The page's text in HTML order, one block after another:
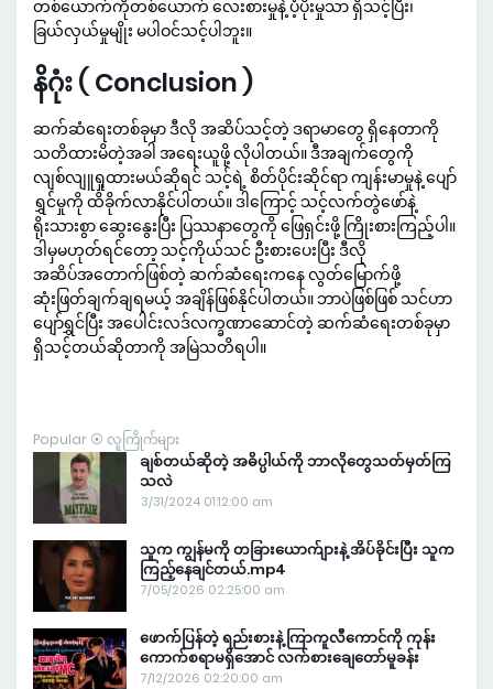
တစ်ယောက်ကိုတစ်ယောက် လေးစားမှုနဲ့ ပံ့ပိုးမှုသာ ရှိသင့်ပြီး၊
ခြယ်လှယ်မှုမျိုး မပါဝင်သင့်ပါဘူး။
နိဂုံး ( Conclusion )
ဆက်ဆံရေးတစ်ခုမှာ ဒီလို အဆိပ်သင့်တဲ့ ဒရာမာတွေ ရှိနေတာကို
သတိထားမိတဲ့အခါ အရေးယူဖို့ လိုပါတယ်။ ဒီအချက်တွေကို
လျစ်လျူရှုထားမယ်ဆိုရင် သင့်ရဲ့ စိတ်ပိုင်းဆိုင်ရာ ကျန်းမာမှုနဲ့ ပျော်
ရွှင်မှုကို ထိခိုက်လာနိုင်ပါတယ်။ ဒါကြောင့် သင့်လက်တွဲဖော်နဲ့
ရိုးသားစွာ ဆွေးနွေးပြီး ပြဿနာတွေကို ဖြေရှင်းဖို့ ကြိုးစားကြည့်ပါ။
ဒါမှမဟုတ်ရင်တော့ သင့်ကိုယ်သင် ဦးစားပေးပြီး ဒီလို
အဆိပ်အတောက်ဖြစ်တဲ့ ဆက်ဆံရေးကနေ လွတ်မြောက်ဖို့
ဆုံးဖြတ်ချက်ချရမယ့် အချိန်ဖြစ်နိုင်ပါတယ်။ ဘာပဲဖြစ်ဖြစ် သင်ဟာ
ပျော်ရွှင်ပြီး အပေါင်းလဒ်လက္ခဏာဆောင်တဲ့ ဆက်ဆံရေးတစ်ခုမှာ
ရှိသင့်တယ်ဆိုတာကို အမြဲသတိရပါ။
Popular ⦿ လူကြိုက်များ
ချစ်တယ်ဆိုတဲ့ အဓိပ္ပါယ်ကို ဘာလိုတွေသတ်မှတ်ကြ
သလဲ
3/31/2024 01:12:00 am
သူက ကျွန်မကို တခြားယောက်ျားနဲ့ အိပ်ခိုင်းပြီး သူက
ကြည့်နေချင်တယ်.mp4
7/05/2026 02:25:00 am
ဖောက်ပြန်တဲ့ ရည်းစားနဲ့ ကြာကူလီကောင်ကို ကုန်း
ကောက်စရာမရှိအောင် လက်စားချေတော်မူခန်း
7/12/2026 02:20:00 am